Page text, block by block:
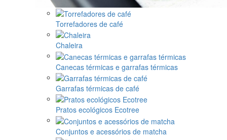
Torrefadores de café
Chaleira
Canecas térmicas e garrafas térmicas
Garrafas térmicas de café
Pratos ecológicos Ecotree
Conjuntos e acessórios de matcha